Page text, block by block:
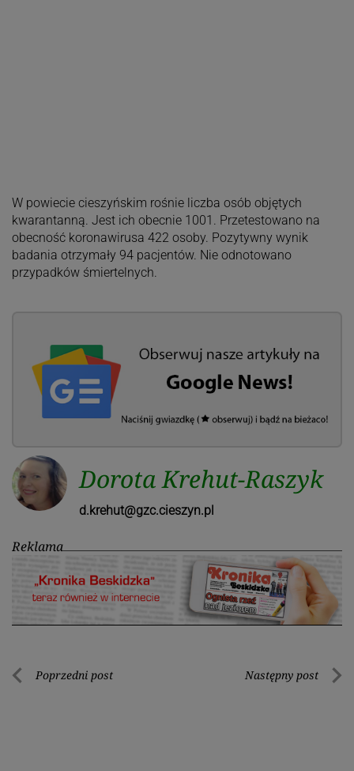
W powiecie cieszyńskim rośnie liczba osób objętych
kwarantanną. Jest ich obecnie 1001. Przetestowano na
obecność koronawirusa 422 osoby. Pozytywny wynik
badania otrzymały 94 pacjentów. Nie odnotowano
przypadków śmiertelnych.
Dorota Krehut-Raszyk
d.krehut@gzc.cieszyn.pl
Reklama
Nawigacja
Poprzedni post Następny post